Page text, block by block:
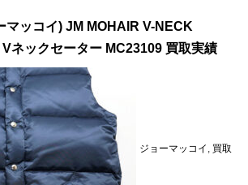
マッコイ) JM MOHAIR V-NECK
ネックセーター MC23109 買取実績
ジョーマッコイ 買取